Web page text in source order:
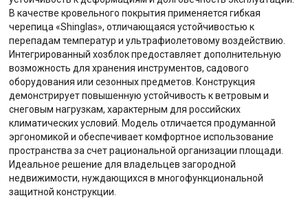
В качестве кровельного покрытия применяется гибкая
черепица «Shinglas», отличающаяся устойчивостью к
перепадам температур и ультрафиолетовому воздействию.
Интегрированный хозблок предоставляет дополнительную
возможность для хранения инструментов, садового
оборудования или сезонных предметов. Конструкция
демонстрирует повышенную устойчивость к ветровым и
снеговым нагрузкам, характерным для российских
климатических условий. Модель отличается продуманной
эргономикой и обеспечивает комфортное использование
пространства за счет рациональной организации площади.
Идеальное решение для владельцев загородной
недвижимости, нуждающихся в многофункциональной
защитной конструкции.